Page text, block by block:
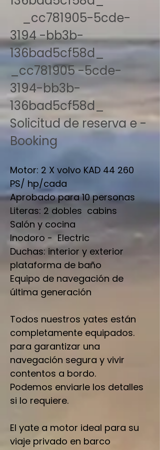
_cc781905-5cde-
3194 -bb3b-
136bad5cf58d_
_cc781905 -5cde-
3194-bb3b-
136bad5cf58d_
Solicitud de reserva e -
Booking
Motor: 2 X volvo KAD 44 260
PS/ hp/cada
Aprobado para 10 personas
Literas: 2 dobles cabins
Salón y cocina
Inodoro - Electric
Duchas: interior y exterior
plataforma de baño
Equipo de navegación de
última generación
Todos nuestros yates están
completamente equipados.
para garantizar una
navegación segura y vivir
contentos a bordo.
Podemos enviarle los detalles
si lo requiere.
El yate a motor ideal para su
viaje privado en barco